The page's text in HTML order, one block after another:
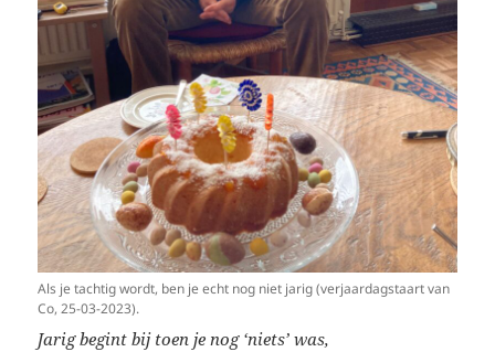
Als je tachtig wordt, ben je echt nog niet jarig (verjaardagstaart van
Co, 25-03-2023).
Jarig begint bij toen je nog ‘niets’ was,